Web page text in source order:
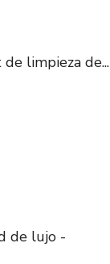
limpieza de...
de lujo -